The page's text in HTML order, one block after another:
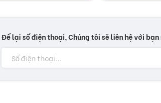
Để lại số điện thoại, Chúng tôi sẽ liên hệ với